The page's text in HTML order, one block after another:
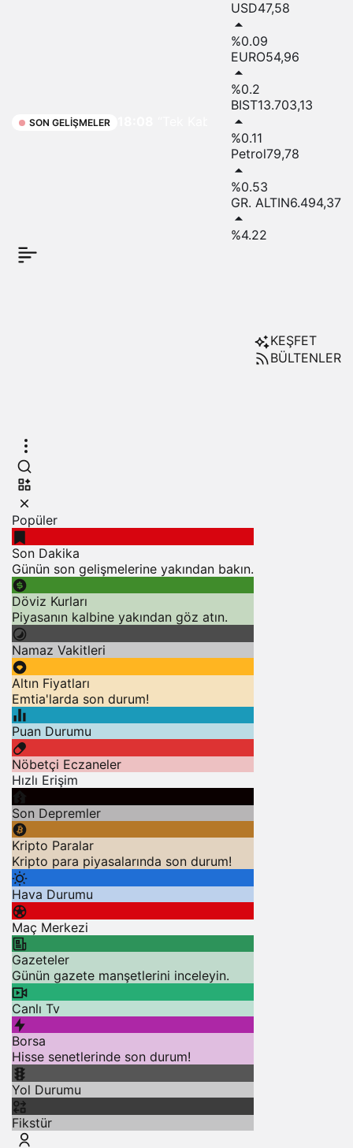
SON GELIŞMELER
USD47,58
%0.09
EURO54,96
%0.2
BIST13.703,13
%0.11
Petrol79,78
%0.53
GR. ALTIN6.494,37
%4.22
KEŞFET
BÜLTENLER
Popüler
Son Dakika
Günün son gelişmelerine yakından bakın.
Döviz Kurları
Piyasanın kalbine yakından göz atın.
Namaz Vakitleri
Altın Fiyatları
Emtia'larda son durum!
Puan Durumu
Nöbetçi Eczaneler
Hızlı Erişim
Son Depremler
Kripto Paralar
Kripto para piyasalarında son durum!
Hava Durumu
Maç Merkezi
Gazeteler
Günün gazete manşetlerini inceleyin.
Canlı Tv
Borsa
Hisse senetlerinde son durum!
Yol Durumu
Fikstür